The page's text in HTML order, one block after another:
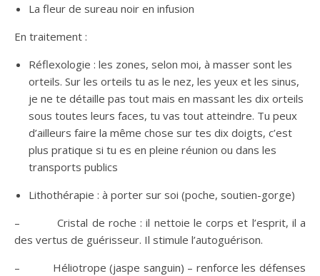
La fleur de sureau noir en infusion
En traitement :
Réflexologie : les zones, selon moi, à masser sont les
orteils. Sur les orteils tu as le nez, les yeux et les sinus,
je ne te détaille pas tout mais en massant les dix orteils
sous toutes leurs faces, tu vas tout atteindre. Tu peux
d’ailleurs faire la même chose sur tes dix doigts, c’est
plus pratique si tu es en pleine réunion ou dans les
transports publics
Lithothérapie : à porter sur soi (poche, soutien-gorge)
– Cristal de roche : il nettoie le corps et l’esprit, il a
des vertus de guérisseur. Il stimule l’autoguérison.
– Héliotrope (jaspe sanguin) – renforce les défenses